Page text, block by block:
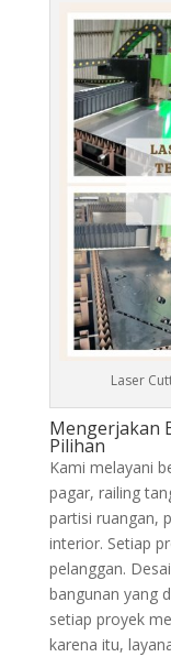
Laser
Mengerjakan
Pilihan
Kami melayani
pagar, railing
partisi ruangan,
interior. Setiap
pelanggan.
bangunan yang
setiap proyek
karena itu,